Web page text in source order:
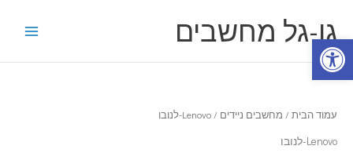
פתח סרגל נגישות
לתוכןגו-גל מחשבים
עמוד הבית / מחשבים ניידים / Lenovo-לנובו
Lenovo-לנובו